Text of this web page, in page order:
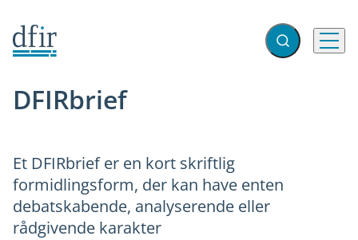
Gå til forsiden Fold søgefelt ud
Menu
DFIRbrief
Et DFIRbrief er en kort skriftlig
formidlingsform, der kan have enten
debatskabende, analyserende eller
rådgivende karakter